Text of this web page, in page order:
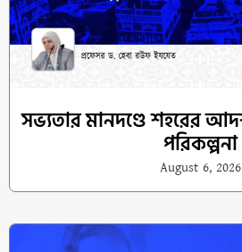
সভ্যতার মানদণ্ডে শহরের
পরিকল্পনা
August 6, 2026